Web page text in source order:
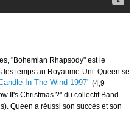
"Bohemian Rhapsody" est le
temps au Royaume-Uni. Queen se
In The Wind 1997" (4,9
It's Christmas ?" du collectif Band
Queen a réussi son succès et son